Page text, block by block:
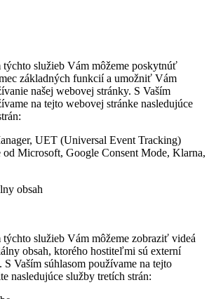
služieb Vám môžeme poskytnúť
základných funkcií a umožniť Vám
našej webovej stránky. S Vaším
na tejto webovej stránke nasledujúce
UET (Universal Event Tracking)
od Microsoft, Google Consent Mode, Klarna,
obsah
služieb Vám môžeme zobraziť videá
obsah, ktorého hostiteľmi sú externí
S Vaším súhlasom používame na tejto
nasledujúce služby tretích strán: